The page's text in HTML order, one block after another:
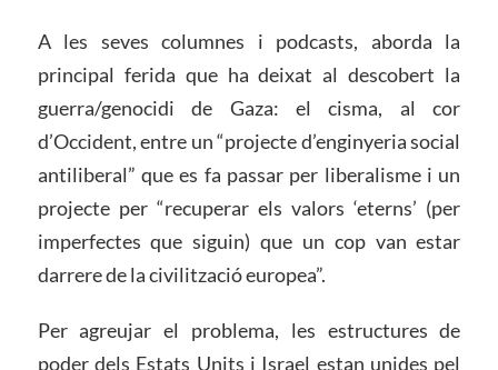
A les seves columnes i podcasts, aborda la
principal ferida que ha deixat al descobert la
guerra/genocidi de Gaza: el cisma, al cor
d’Occident, entre un “projecte d’enginyeria social
antiliberal” que es fa passar per liberalisme i un
projecte per “recuperar els valors ‘eterns’ (per
imperfectes que siguin) que un cop van estar
darrere de la civilització europea”.
Per agreujar el problema, les estructures de
poder dels Estats Units i Israel estan unides pel